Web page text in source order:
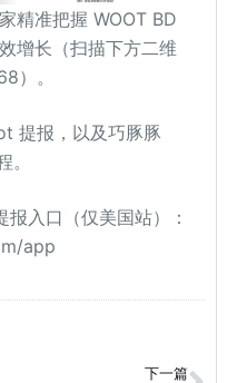
精准把握 WOOT BD
增长（扫描下方二维
）。
提报，以及巧豚豚
入口（仅美国站）：
app
下一篇